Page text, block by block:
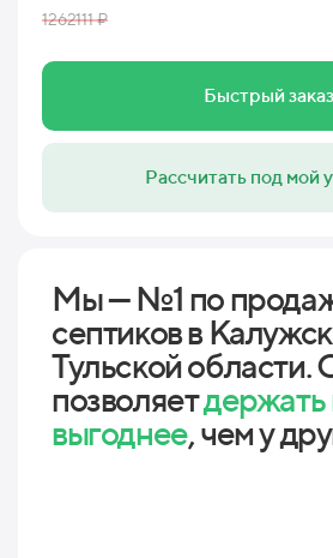
1262111 ₽
Быстрый заказ
Рассчитать под мой
Мы — №1 по
септиков в
Тульской области.
позволяет
выгоднее, чем у